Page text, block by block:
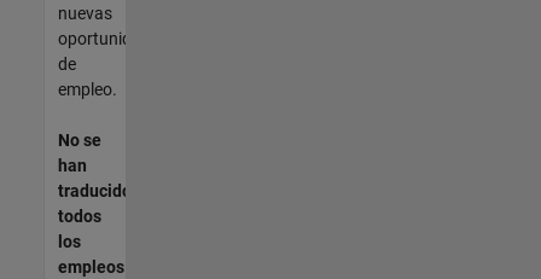
nuevas
oportunidades
de
empleo.
No se
han
traducido
todos
los
empleos.